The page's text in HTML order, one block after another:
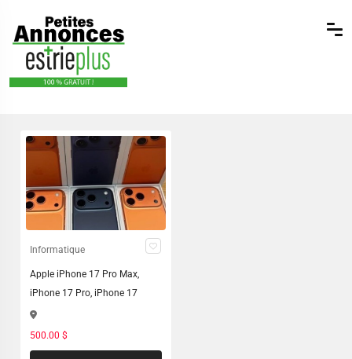
Informatique
Apple iPhone 17 Pro Max,
iPhone 17 Pro, iPhone 17
500.00 $